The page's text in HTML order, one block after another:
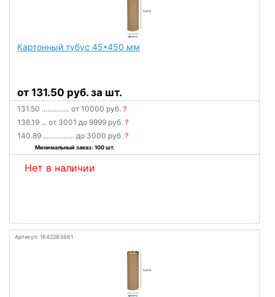
Картонный тубус 45*450 мм
от 131.50 руб. за шт.
131.50 ............... от 10000 руб.?
136.19 ... от 3001 до 9999 руб.?
140.89 ................. до 3000 руб.?
Минимальный заказ: 100 шт.
Нет в наличии
Артикул: 1642283661